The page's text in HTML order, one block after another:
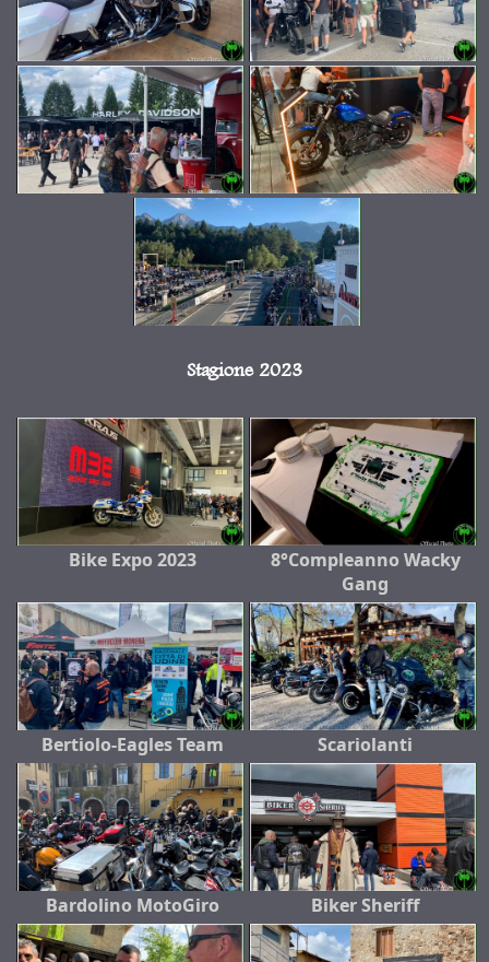
Stagione 2023
Bike Expo 2023
8°Compleanno Wacky
Gang
Bertiolo-Eagles Team Scariolanti
Bardolino MotoGiro Biker Sheriff